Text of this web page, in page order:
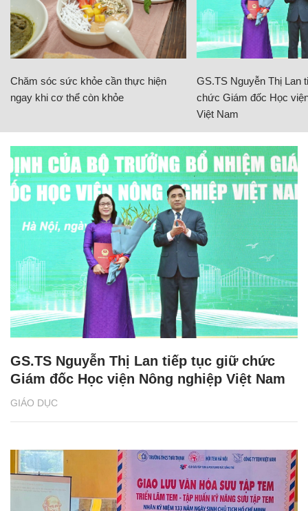
Chăm sóc sức khỏe cần thực hiện
ngay khi cơ thể còn khỏe
GS.TS Nguyễn Thị Lan
chức Giám đốc Học
Việt Nam
GIÁO DỤC
GS.TS Nguyễn Thị Lan tiếp tục giữ chức
Giám đốc Học viện Nông nghiệp Việt Nam